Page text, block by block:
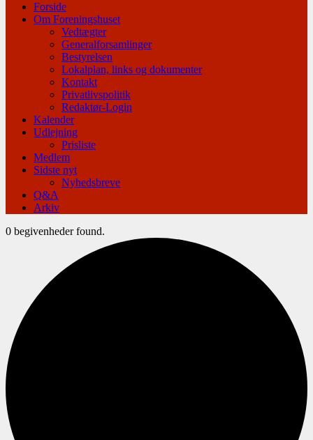
Forside
Om Foreningshuset
Vedtægter
Generalforsamlinger
Bestyrelsen
Lokalplan, links og dokumenter
Kontakt
Privatlivspolitik
Redaktør-Login
Kalender
Udlejning
Prisliste
Medlem
Sidste nyt
Nyhedsbreve
Q&A
Arkiv
0 begivenheder found.